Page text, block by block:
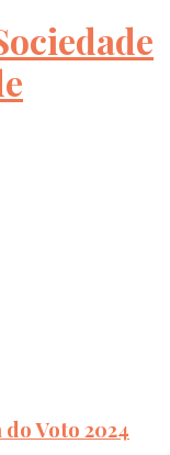
Voto 2024